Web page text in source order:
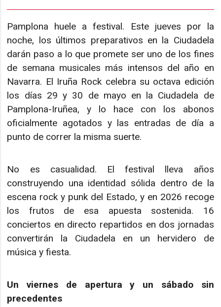
Pamplona huele a festival. Este jueves por la
noche, los últimos preparativos en la Ciudadela
darán paso a lo que promete ser uno de los fines
de semana musicales más intensos del año en
Navarra. El Iruña Rock celebra su octava edición
los días 29 y 30 de mayo en la Ciudadela de
Pamplona-Iruñea, y lo hace con los abonos
oficialmente agotados y las entradas de día a
punto de correr la misma suerte.
No es casualidad. El festival lleva años
construyendo una identidad sólida dentro de la
escena rock y punk del Estado, y en 2026 recoge
los frutos de esa apuesta sostenida. 16
conciertos en directo repartidos en dos jornadas
convertirán la Ciudadela en un hervidero de
música y fiesta.
Un viernes de apertura y un sábado sin
precedentes